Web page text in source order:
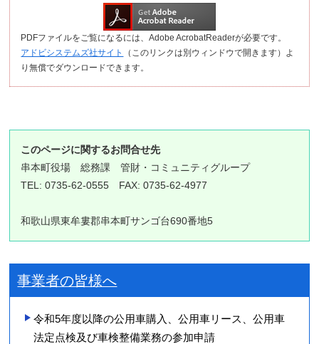
PDFファイルをご覧になるには、Adobe AcrobatReaderが必要です。
アドビシステムズ社サイト
（このリンクは別ウィンドウで開きます）よ
り無償でダウンロードできます。
このページに関するお問合せ先
串本町役場総務課 管財・コミュニティグループ
TEL: 0735-62-0555 FAX: 0735-62-4977
和歌山県東牟婁郡串本町サンゴ台690番地5
事業者の皆様へ
令和5年度以降の公用車購入、公用車リース、公用車
法定点検及び車検整備業務の参加申請